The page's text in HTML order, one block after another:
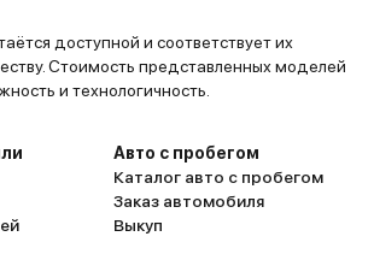
доступной и соответствует их
Стоимость представленных моделей
и технологичность.
Авто с пробегом
Каталог авто с пробегом
Заказ автомобиля
Выкуп